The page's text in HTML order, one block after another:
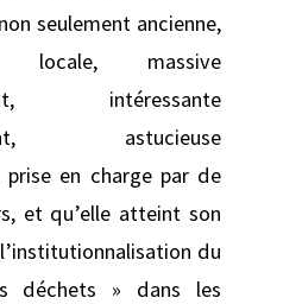
seulement ancienne,
massive
intéressante
astucieuse
en charge par de
et qu’elle atteint son
du
déchets » dans les